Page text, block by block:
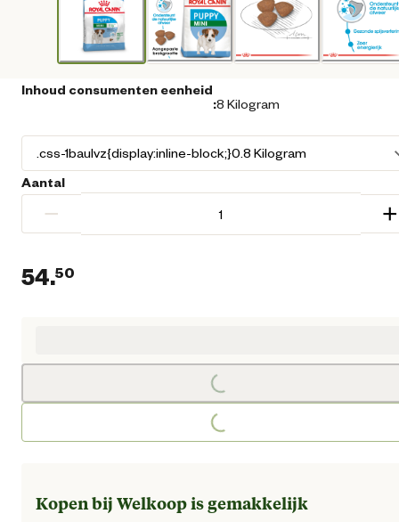
Inhoud consumenten eenheid
:8 Kilogram
Aantal
− +
54.50
Loading...
Loading...
Kopen bij Welkoop is gemakkelijk